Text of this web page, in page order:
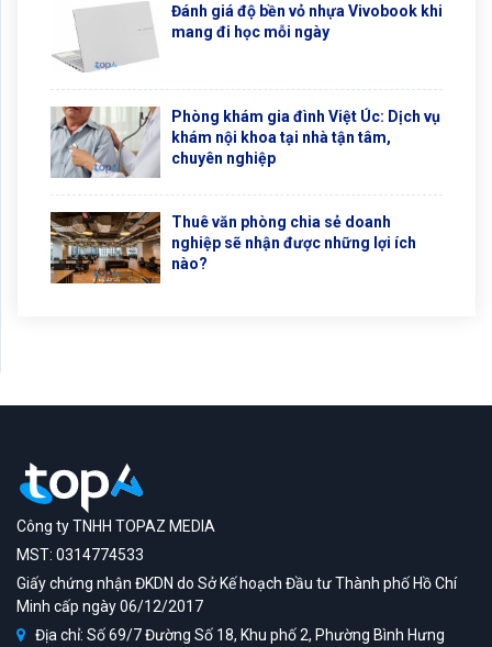
Đánh giá độ bền vỏ nhựa Vivobook khi
mang đi học mỗi ngày
Phòng khám gia đình Việt Úc: Dịch vụ
khám nội khoa tại nhà tận tâm,
chuyên nghiệp
Thuê văn phòng chia sẻ doanh
nghiệp sẽ nhận được những lợi ích
nào?
Công ty TNHH TOPAZ MEDIA
MST: 0314774533
Giấy chứng nhận ĐKDN do Sở Kế hoạch Đầu tư Thành phố Hồ Chí
Minh cấp ngày 06/12/2017
Địa chỉ: Số 69/7 Đường Số 18, Khu phố 2, Phường Bình Hưng